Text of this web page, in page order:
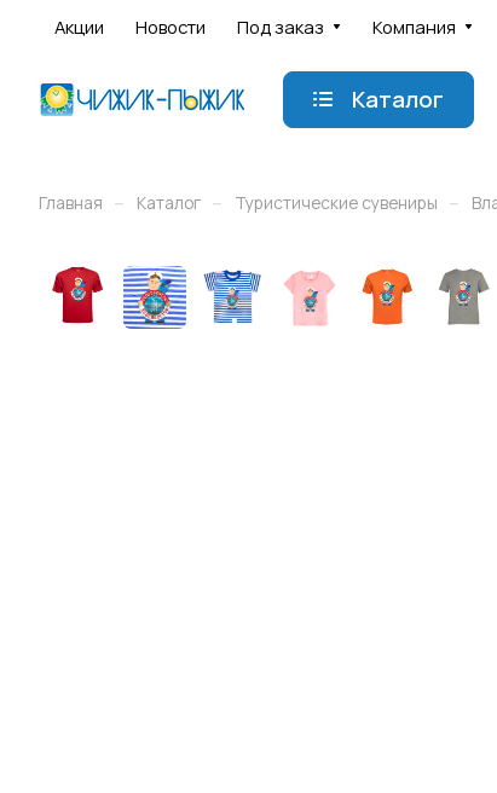
Акции Новости Под заказ Компания
Каталог
Главная – Каталог – Туристические сувениры –